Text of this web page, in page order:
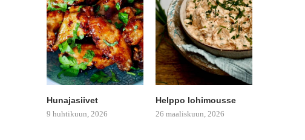
Hunajasiivet
9 huhtikuun, 2026
Helppo lohimousse
26 maaliskuun, 2026